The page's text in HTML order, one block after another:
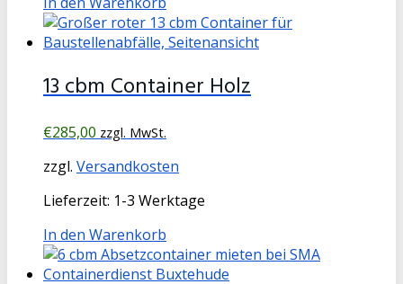
13 cbm Container Holz
€285,00 zzgl. MwSt.
zzgl. Versandkosten
Lieferzeit: 1-3 Werktage
In den Warenkorb